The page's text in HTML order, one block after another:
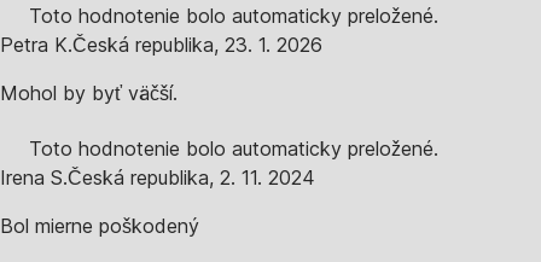
Toto hodnotenie bolo automaticky preložené.
Petra K.Česká republika, 23. 1. 2026
Mohol by byť väčší.
Toto hodnotenie bolo automaticky preložené.
Irena S.Česká republika, 2. 11. 2024
Bol mierne poškodený